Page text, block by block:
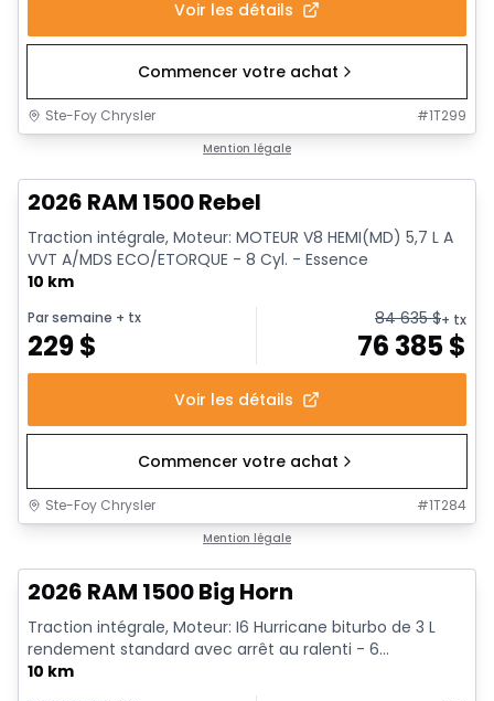
Voir les détails
Commencer votre achat
Ste-Foy Chrysler #1T299
Mention légale
2026 RAM 1500 Rebel
Traction intégrale, Moteur: MOTEUR V8 HEMI(MD) 5,7 L A
VVT A/MDS ECO/ETORQUE - 8 Cyl. - Essence
10 km
Par semaine + tx
229$
84 635$+ tx
76 385$
Voir les détails
Commencer votre achat
Ste-Foy Chrysler #1T284
Mention légale
2026 RAM 1500 Big Horn
Traction intégrale, Moteur: I6 Hurricane biturbo de 3 L
rendement standard avec arrêt au ralenti - 6...
10 km